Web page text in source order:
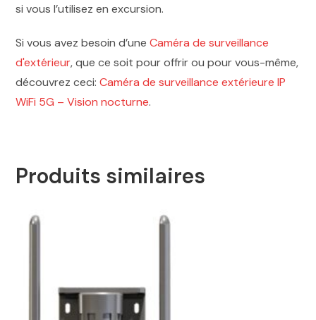
si vous l’utilisez en excursion.
Si vous avez besoin d’uneCaméra de surveillance
d'extérieur, que ce soit pour offrir ou pour vous-même,
découvrez ceci:Caméra de surveillance extérieure IP
WiFi 5G – Vision nocturne.
Produits similaires